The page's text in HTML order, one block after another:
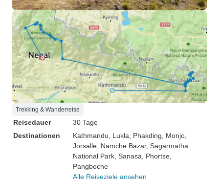
Trekking & Wanderreise
Reisedauer
30 Tage
Destinationen
Kathmandu , Lukla , Phakding , Monjo
Jorsalle , Namche Bazar, Sagarmatha
National Park , Sanasa , Phortse
Pangboche
Alle Reiseziele ansehen